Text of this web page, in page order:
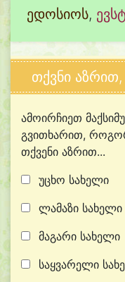
ედოსიოს,
თქვნი
ამოირჩიეთ
გვითხარით,
თქვენი აზრით...
უცხო სახელი
ლამაზი სახელი
მაგარი სახელი
საყვარელი